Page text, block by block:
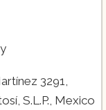
3291,
S.L.P., Mexico